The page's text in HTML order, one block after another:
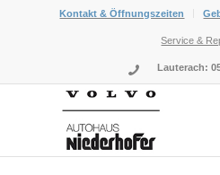
Kontakt & Öffnungszeiten
Service &
Lauterach: